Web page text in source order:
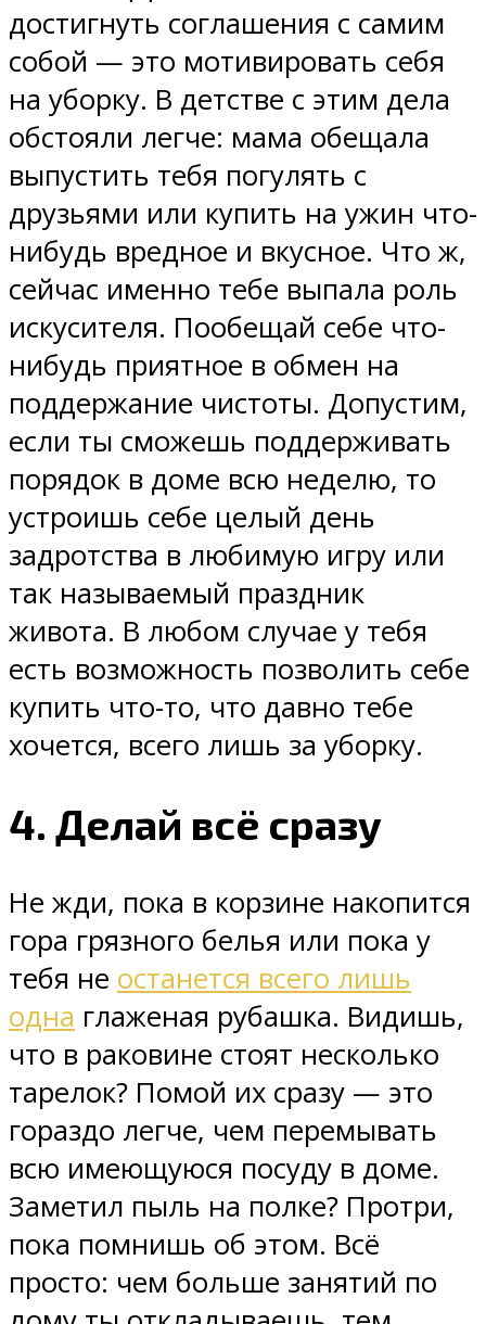
достигнуть соглашения с самим
собой — это мотивировать себя
на уборку. В детстве с этим дела
обстояли легче: мама обещала
выпустить тебя погулять с
друзьями или купить на ужин что-
нибудь вредное и вкусное. Что ж,
сейчас именно тебе выпала роль
искусителя. Пообещай себе что-
нибудь приятное в обмен на
поддержание чистоты. Допустим,
если ты сможешь поддерживать
порядок в доме всю неделю, то
устроишь себе целый день
задротства в любимую игру или
так называемый праздник
живота. В любом случае у тебя
есть возможность позволить себе
купить что-то, что давно тебе
хочется, всего лишь за уборку.
4. Делай всё сразу
Не жди, пока в корзине накопится
гора грязного белья или пока у
тебя не останется всего лишь
одна глаженая рубашка. Видишь,
что в раковине стоят несколько
тарелок? Помой их сразу — это
гораздо легче, чем перемывать
всю имеющуюся посуду в доме.
Заметил пыль на полке? Протри,
пока помнишь об этом. Всё
просто: чем больше занятий по